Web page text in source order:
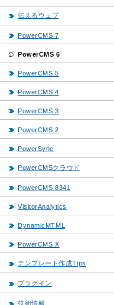
伝えるウェブ
PowerCMS 7
PowerCMS 6
PowerCMS 5
PowerCMS 4
PowerCMS 3
PowerCMS 2
PowerSync
PowerCMSクラウド
PowerCMS 8341
VisitorAnalytics
DynamicMTML
PowerCMS X
テンプレート作成Tips
プラグイン
技術情報